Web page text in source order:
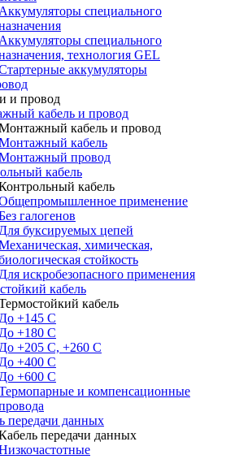
Аккумуляторы специального
Аккумуляторы специального
технология GEL
аккумуляторы
и провод
кабель и провод
кабель и провод
кабель
провод
кабель
кабель
применение
галогенов
Для буксируемых цепей
химическая,
стойкость
Для искробезопасного применения
кабель
кабель
До +145 С
До +180 C
До +205 С, +260 С
До +400 C
До +600 С
и компенсационные
передачи данных
передачи данных